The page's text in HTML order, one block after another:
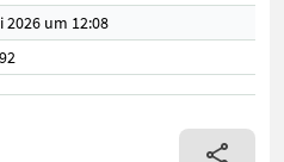
2026 um 12:08